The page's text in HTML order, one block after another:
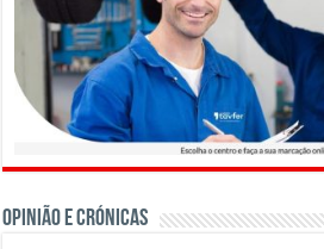
OPINIÃO E CRÓNICAS